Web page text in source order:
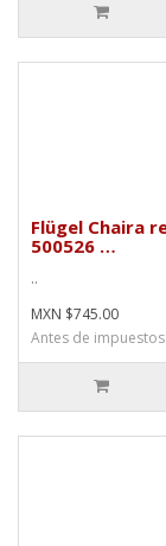
Flügel Chaira
500526 …
..
MXN $745.00
Antes de